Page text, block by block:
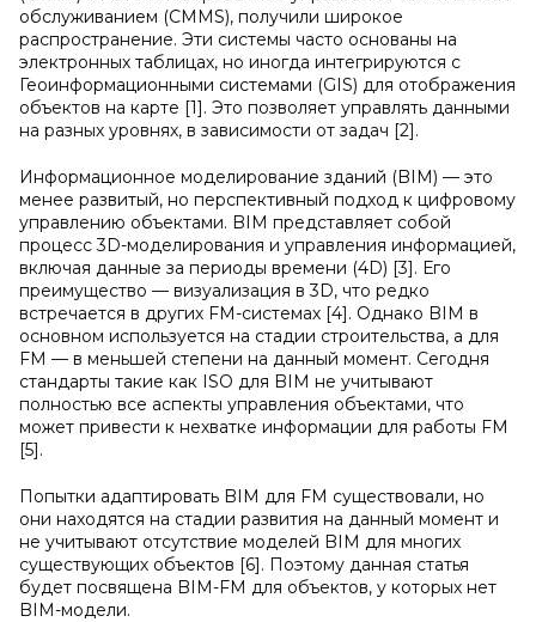
обслуживанием (CMMS), получили широкое
распространение. Эти системы часто основаны на
электронных таблицах, но иногда интегрируются с
Геоинформационными системами (GIS) для отображения
объектов на карте [1]. Это позволяет управлять данными
на разных уровнях, в зависимости от задач [2].
Информационное моделирование зданий (BIM) — это
менее развитый, но перспективный подход к цифровому
управлению объектами. BIM представляет собой
процесс 3D-моделирования и управления информацией,
включая данные за периоды времени (4D) [3]. Его
преимущество — визуализация в 3D, что редко
встречается в других FM-системах [4]. Однако BIM в
основном используется на стадии строительства, а для
FM — в меньшей степени на данный момент. Сегодня
стандарты такие как ISO для BIM не учитывают
полностью все аспекты управления объектами, что
может привести к нехватке информации для работы FM
[5].
Попытки адаптировать BIM для FM существовали, но
они находятся на стадии развития на данный момент и
не учитывают отсутствие моделей BIM для многих
существующих объектов [6]. Поэтому данная статья
будет посвящена BIM-FM для объектов, у которых нет
BIM-модели.